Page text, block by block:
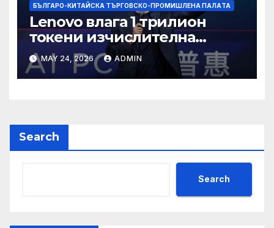
БЪЛГАРО-КИТАЙСКА ТЪРГОВСКО-ПРОМИШЛЕНА ПАЛAТА
Lenovo влага 1 трилион
токени изчислителна
мощност в AI екосистемата
MAY 24, 2026 ADMIN
Search
Search